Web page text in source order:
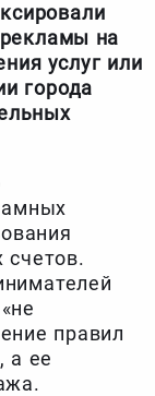
на
услуг или
города
счетов.
правил
а ее